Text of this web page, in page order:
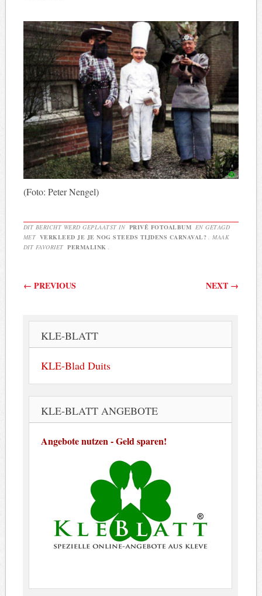
(Foto: Peter Nengel)
DIT BERICHT WERD GEPLAATST IN PRIVÉ FOTOALBUM EN GETAGD
MET VERKLEED JE JE NOG STEEDS TIJDENS CARNAVAL? . MAAK
DIT FAVORIET PERMALINK .
Berichtnavigatie
← PREVIOUS NEXT →
KLE-BLATT
KLE-Blad Duits
KLE-BLATT ANGEBOTE
Angebote nutzen - Geld sparen!